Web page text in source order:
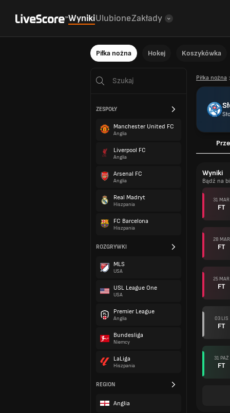
WynikiUlubioneZakłady
Piłka nożna Hokej Koszykówka
ZESPOŁY
Manchester United FC
Anglia
Liverpool FC
Anglia
Arsenal FC
Anglia
Real Madryt
Hiszpania
FC Barcelona
Hiszpania
ROZGRYWKI
MLS
USA
USL League One
USA
Premier League
Anglia
Bundesliga
Niemcy
LaLiga
Hiszpania
REGION
Anglia
Piłka nożna
Wyniki
Bądź na
31 MAR
FT
28 MAR
FT
25 MAR
FT
03 LIS
FT
31 PAŹ
FT